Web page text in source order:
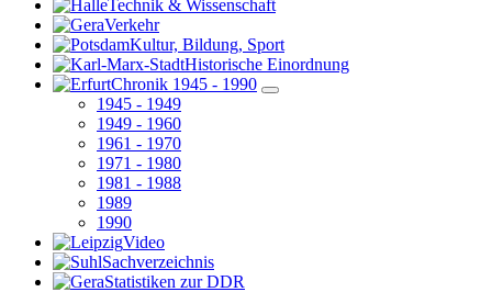
Technik & Wissenschaft
Verkehr
Kultur, Bildung, Sport
Historische Einordnung
Chronik 1945 - 1990
1945 - 1949
1949 - 1960
1961 - 1970
1971 - 1980
1981 - 1988
1989
1990
Video
Sachverzeichnis
Statistiken zur DDR